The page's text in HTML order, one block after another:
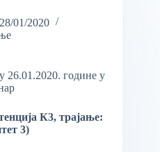
28/01/2020
26.01.2020. године у
К3, трајање:
3)